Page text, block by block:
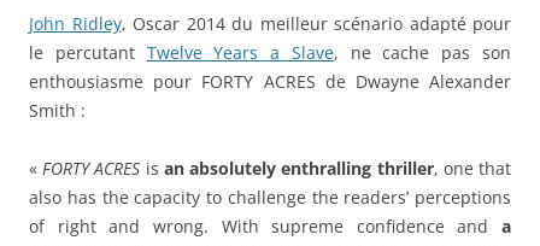
John Ridley, Oscar 2014 du meilleur scénario adapté pour
le percutant Twelve Years a Slave, ne cache pas son
enthousiasme pour FORTY ACRES de Dwayne Alexander
Smith :
« FORTY ACRES is an absolutely enthralling thriller, one that
also has the capacity to challenge the readers’ perceptions
of right and wrong. With supreme confidence and a